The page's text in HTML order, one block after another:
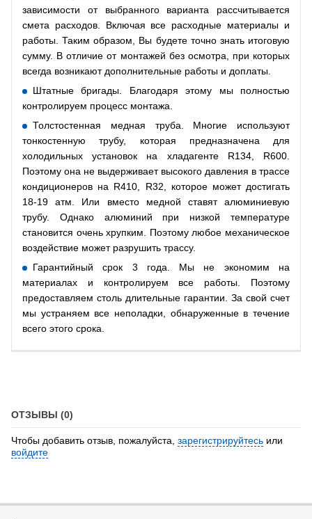
зависимости от выбранного варианта рассчитывается
смета расходов. Включая все расходные материалы и
работы. Таким образом, Вы будете точно знать итоговую
сумму. В отличие от монтажей без осмотра, при которых
всегда возникают дополнительные работы и доплаты.
Штатные бригады. Благодаря этому мы полностью
контролируем процесс монтажа.
Толстостенная медная труба. Многие используют
тонкостенную трубу, которая предназначена для
холодильных установок на хладагенте R134, R600.
Поэтому она не выдерживает высокого давления в трассе
кондиционеров на R410, R32, которое может достигать
18-19 атм. Или вместо медной ставят алюминиевую
трубу. Однако алюминий при низкой температуре
становится очень хрупким. Поэтому любое механическое
воздействие может разрушить трассу.
Гарантийный срок 3 года. Мы не экономим на
материалах и контролируем все работы. Поэтому
предоставляем столь длительные гарантии. За свой счет
мы устраняем все неполадки, обнаруженные в течение
всего этого срока.
ОТЗЫВЫ (0)
Чтобы добавить отзыв, пожалуйста, зарегистрируйтесь или
войдите